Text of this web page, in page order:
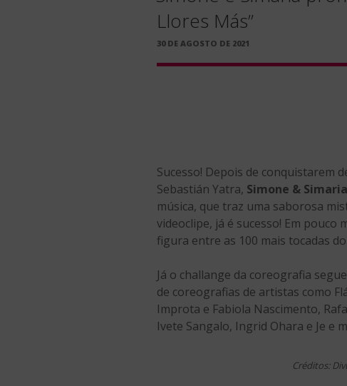
Llores Más”
PUBLICADO
30 DE AGOSTO DE 2021
Sucesso! Depois de conquistarem
Sebastián Yatra, Simone & Simaria
música, que traz uma saborosa
videoclipe, já é sucesso! Em pouco
figura entre as 100 mais tocadas
Já o challange da coreografia
de coreografias de artistas como
Improta e Fabiola Nascimento,
Ivete Sangalo, Ingrid Ohara e Je e
Créditos: